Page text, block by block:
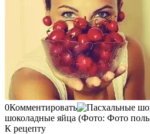
0Комментировать
шоколадные яйца (Фото: Фото
К рецепту